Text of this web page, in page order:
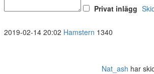
Privat inlägg
2019-02-14 20:02 Hamstern 1340
Nat_ash har